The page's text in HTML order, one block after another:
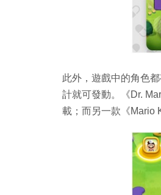
此外，遊戲中的角色
計就可發動。《Dr.
載；而另一款《Mario